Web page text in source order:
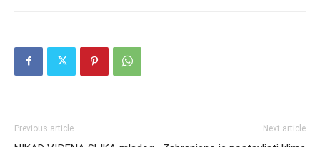
Previous article Next article